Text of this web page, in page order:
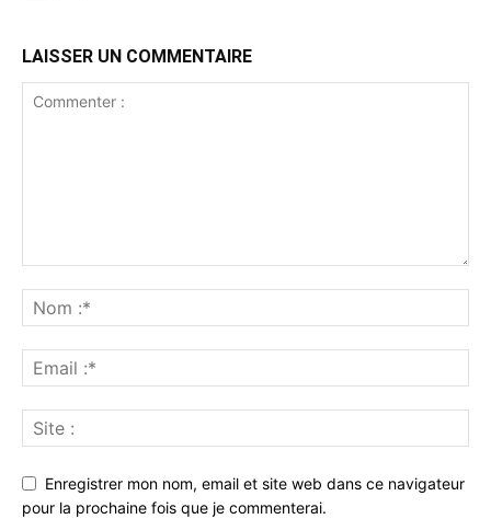
LAISSER UN COMMENTAIRE
Enregistrer mon nom, email et site web dans ce navigateur
pour la prochaine fois que je commenterai.